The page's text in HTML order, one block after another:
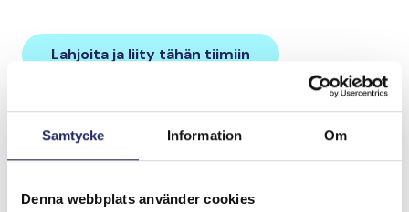
Samtycke Information Om
Denna webbplats använder cookies
Lahjoita ja liity tähän tiimiin
Tiimin lahjoitukset yhteensä: